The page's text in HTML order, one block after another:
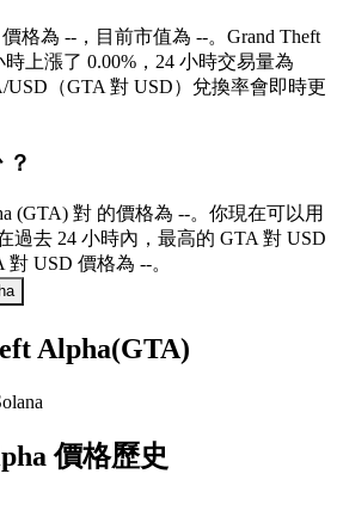
格為 --，目前市值為 --。Grand Theft
上漲了 0.00%，24 小時交易量為
USD（GTA 對 USD）兌換率會即時更
(GTA) 對 的價格為 --。你現在可以用
過去 24 小時內，最高的 GTA 對 USD
USD 價格為 --。
Alpha(GTA)
價格歷史